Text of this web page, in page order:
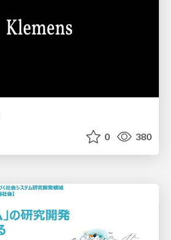
0 380